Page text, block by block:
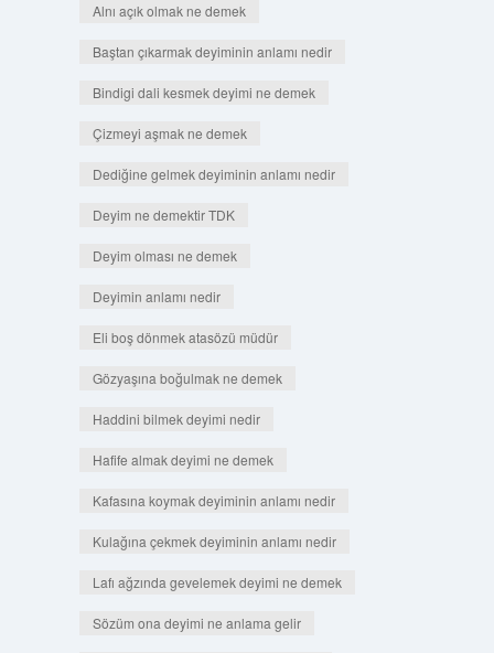
Alnı açık olmak ne demek
Baştan çıkarmak deyiminin anlamı nedir
Bindigi dali kesmek deyimi ne demek
Çizmeyi aşmak ne demek
Dediğine gelmek deyiminin anlamı nedir
Deyim ne demektir TDK
Deyim olması ne demek
Deyimin anlamı nedir
Eli boş dönmek atasözü müdür
Gözyaşına boğulmak ne demek
Haddini bilmek deyimi nedir
Hafife almak deyimi ne demek
Kafasına koymak deyiminin anlamı nedir
Kulağına çekmek deyiminin anlamı nedir
Lafı ağzında gevelemek deyimi ne demek
Sözüm ona deyimi ne anlama gelir